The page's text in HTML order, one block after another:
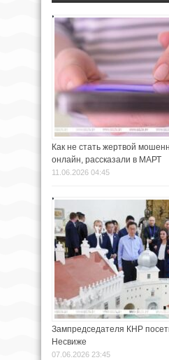
Как не стать жертвой
онлайн, рассказали в МАРТ
11.06.2026 04:45
Зампредседателя КНР
Несвиже
07.06.2026 23:45